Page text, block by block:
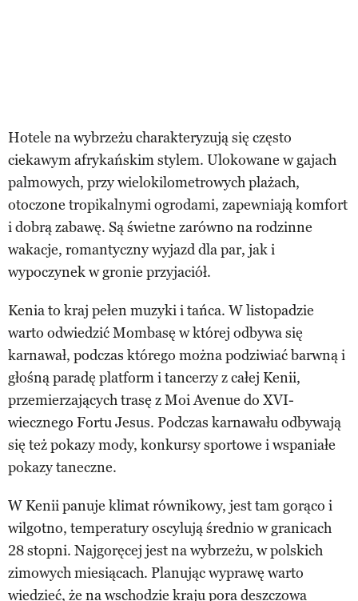
Hotele na wybrzeżu charakteryzują się często
ciekawym afrykańskim stylem. Ulokowane w gajach
palmowych, przy wielokilometrowych plażach,
otoczone tropikalnymi ogrodami, zapewniają komfort
i dobrą zabawę. Są świetne zarówno na rodzinne
wakacje, romantyczny wyjazd dla par, jak i
wypoczynek w gronie przyjaciół.
Kenia to kraj pełen muzyki i tańca. W listopadzie
warto odwiedzić Mombasę w której odbywa się
karnawał, podczas którego można podziwiać barwną i
głośną paradę platform i tancerzy z całej Kenii,
przemierzających trasę z Moi Avenue do XVI-
wiecznego Fortu Jesus. Podczas karnawału odbywają
się też pokazy mody, konkursy sportowe i wspaniałe
pokazy taneczne.
W Kenii panuje klimat równikowy, jest tam gorąco i
wilgotno, temperatury oscylują średnio w granicach
28 stopni. Najgoręcej jest na wybrzeżu, w polskich
zimowych miesiącach. Planując wyprawę warto
wiedzieć, że na wschodzie kraju pora deszczowa